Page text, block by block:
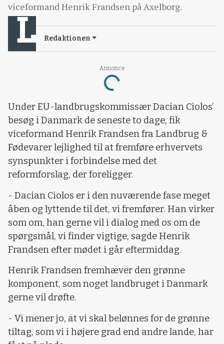
Annonce
Loading...
viceformand Henrik Frandsen på Axelborg.
Redaktionen
Under EU-landbrugskommissær Dacian Ciolos’
besøg i Danmark de seneste to dage, fik
viceformand Henrik Frandsen fra Landbrug &
Fødevarer lejlighed til at fremføre erhvervets
synspunkter i forbindelse med det
reformforslag, der foreligger.
- Dacian Ciolos er i den nuværende fase meget
åben og lyttende til det, vi fremfører. Han virker
som om, han gerne vil i dialog med os om de
spørgsmål, vi finder vigtige, sagde Henrik
Frandsen efter mødet i går eftermiddag.
Henrik Frandsen fremhæver den grønne
komponent, som noget landbruget i Danmark
gerne vil drøfte.
- Vi mener jo, at vi skal belønnes for de grønne
tiltag, som vi i højere grad end andre lande, har